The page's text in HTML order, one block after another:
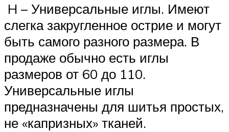
H – Универсальные иглы. Имеют
слегка закругленное острие и могут
быть самого разного размера. В
продаже обычно есть иглы
размеров от 60 до 110.
Универсальные иглы
предназначены для шитья простых,
не «капризных» тканей.